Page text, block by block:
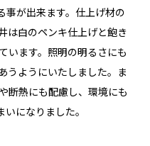
事が出来ます。仕上げ材の
は白のペンキ仕上げと飽き
います。照明の明るさにも
うようにいたしました。ま
断熱にも配慮し、環境にも
になりました。